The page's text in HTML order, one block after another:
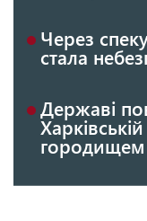
Через
стала
Державі
городищем